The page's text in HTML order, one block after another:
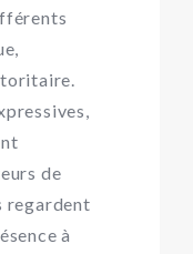
de
regardent
à